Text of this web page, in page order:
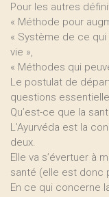
Pour les autres
« Méthode pour
« Système de ce
vie »,
« Méthodes qui
Le postulat de
questions
Qu’est-ce que la
L’Ayurvéda est la
deux.
Elle va s’évertuer à
santé (elle est donc
En ce qui concerne